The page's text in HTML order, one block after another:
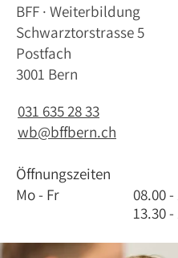
BFF · Weiterbildung
Schwarztorstrasse 5
Postfach
3001 Bern
031 635 28 33
wb@bffbern.ch
Öffnungszeiten
Mo - Fr
08.00
13.30